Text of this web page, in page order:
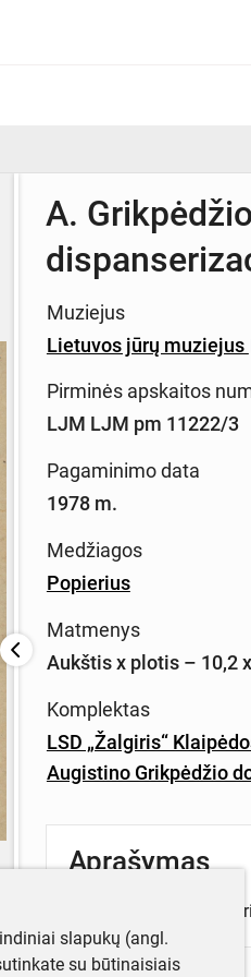
A. Grikpėdžio
Muziejus
Lietuvos jūrų muziejus
Pirminės apskaitos
LJM LJM pm 11222/3
Pagaminimo data
1978 m.
Medžiagos
Popierius
Matmenys
Aukštis x plotis – 10,2
Komplektas
LSD „Žalgiris“
Augistino Grikpėdžio
Aprašymas
A. Grikpėdžio
slapukų (angl.
su būtinaisiais